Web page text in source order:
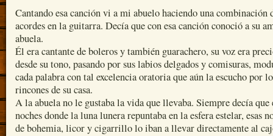
Cantando esa canción vi a mi abuelo haciendo una combinación
acordes en la guitarra. Decía que con esa canción conoció a su
abuela.
Él era cantante de boleros y también guarachero, su voz era
desde su tono, pasando por sus labios delgados y comisuras,
cada palabra con tal excelencia oratoria que aún la escucho por
rincones de su casa.
A la abuela no le gustaba la vida que llevaba. Siempre decía que
noches donde la luna lunera repuntaba en la esfera estelar, esas
de bohemia, licor y cigarrillo lo iban a llevar directamente al